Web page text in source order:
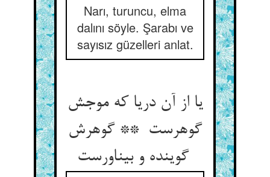
Narı, turuncu, elma
dalını söyle. Şarabı ve
sayısız güzelleri anlat.
یا از آن دریا که موجش
گوهرست ** گوهرش
گوینده و بیناورست